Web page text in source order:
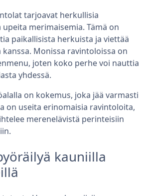
tarjoavat herkullisia
merimaisemia. Tämä on
paikallisista herkuista ja viettää
Monissa ravintoloissa on
joten koko perhe voi nauttia
yhdessä.
on kokemus, joka jää varmasti
on useita erinomaisia ravintoloita,
merenelävistä perinteisiin
kauniilla